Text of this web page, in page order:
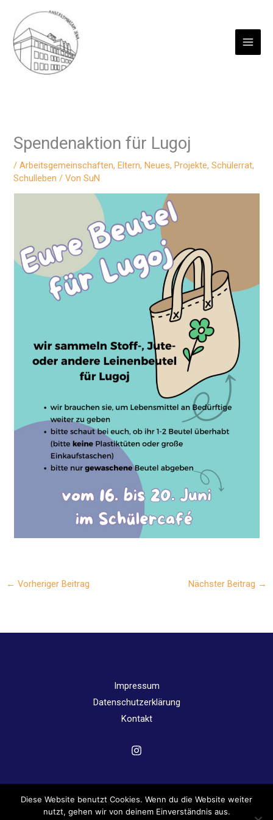
Inhalt
springen
Spendenaktion für Lugoj
/Arbeitsgemeinschaften,Eltern,Neues,Projekte,Schülerrat,
Schulleben / VonSuN
← Vorheriger Beitrag Nächster Beitrag →
Impressum
Datenschutzerklärung
Kontakt
Copyright © 2026 Angergymnasium Jena | Powered by
Angergymnasium Jena
Diese Website benutzt Cookies. Wenn du die Website weiter
nutzt, gehen wir von deinem Einverständnis aus.